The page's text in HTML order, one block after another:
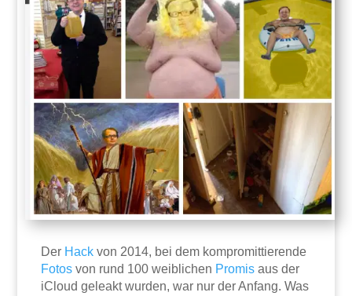
Der Hack von 2014, bei dem kompromittierende
Fotos von rund 100 weiblichen Promis aus der
iCloud geleakt wurden, war nur der Anfang. Was